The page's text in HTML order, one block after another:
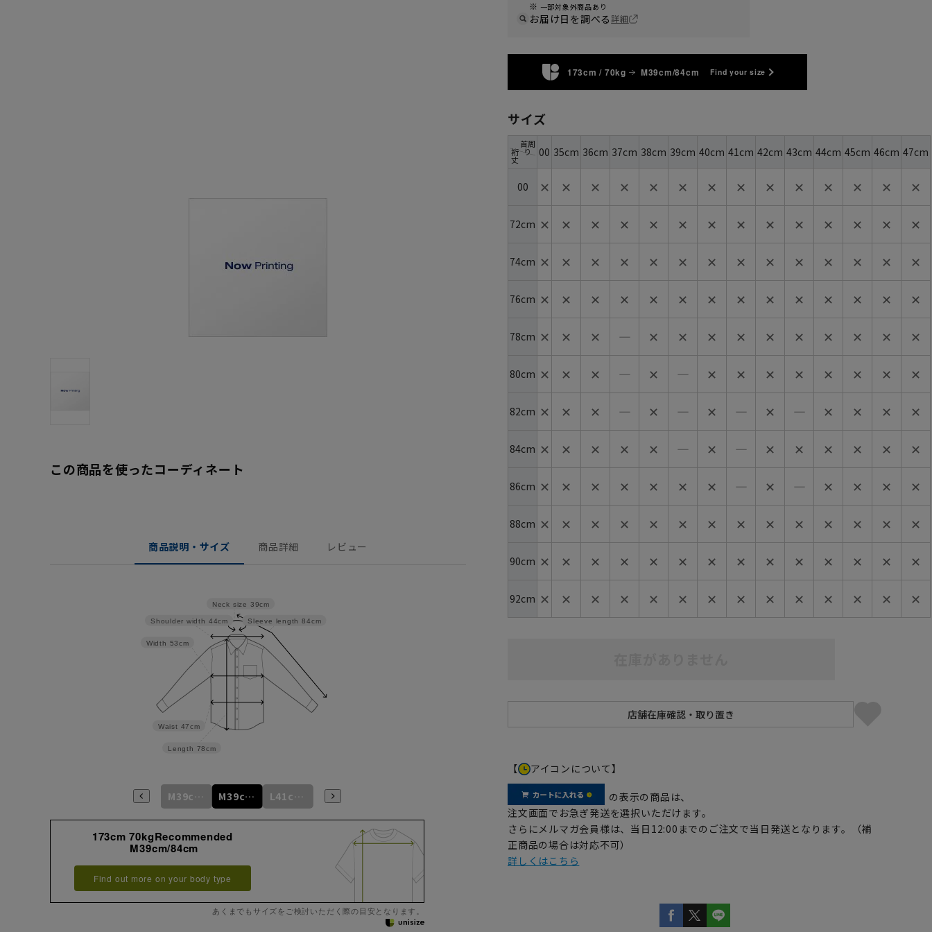
この商品を使ったコーディネート
商品説明・サイズ 商品詳細 レビュー
Sleeve length 84cm
Neck size 39cm
Length 78cm
Waist 47cm
Width 53cm
Shoulder width 44cm
M39cm/82cm M39cm/84cm L41cm/82cm
173cm 70kgRecommended
M39cm/84cm
Find out more on your body type
あくまでもサイズをご検討いただく際の目安となります。
一部対象外商品あり
お届け日を調べる詳細
173cm / 70kg M39cm/84cm Find your size
サイズ
裄
丈
首周
り 00 35cm 36cm 37cm 38cm 39cm 40cm 41cm 42cm 43cm 44cm 45cm 46cm 47cm
00 ✕ ✕ ✕ ✕ ✕ ✕ ✕ ✕ ✕ ✕ ✕ ✕ ✕ ✕
72cm ✕ ✕ ✕ ✕ ✕ ✕ ✕ ✕ ✕ ✕ ✕ ✕ ✕ ✕
74cm ✕ ✕ ✕ ✕ ✕ ✕ ✕ ✕ ✕ ✕ ✕ ✕ ✕ ✕
76cm ✕ ✕ ✕ ✕ ✕ ✕ ✕ ✕ ✕ ✕ ✕ ✕ ✕ ✕
78cm ✕ ✕ ✕ ― ✕ ✕ ✕ ✕ ✕ ✕ ✕ ✕ ✕ ✕
80cm ✕ ✕ ✕ ― ✕ ― ✕ ✕ ✕ ✕ ✕ ✕ ✕ ✕
82cm ✕ ✕ ✕ ― ✕ ― ✕ ― ✕ ― ✕ ✕ ✕ ✕
84cm ✕ ✕ ✕ ✕ ✕ ― ✕ ― ✕ ✕ ✕ ✕ ✕ ✕
86cm ✕ ✕ ✕ ✕ ✕ ✕ ✕ ― ✕ ― ✕ ✕ ✕ ✕
88cm ✕ ✕ ✕ ✕ ✕ ✕ ✕ ✕ ✕ ✕ ✕ ✕ ✕ ✕
90cm ✕ ✕ ✕ ✕ ✕ ✕ ✕ ✕ ✕ ✕ ✕ ✕ ✕ ✕
92cm ✕ ✕ ✕ ✕ ✕ ✕ ✕ ✕ ✕ ✕ ✕ ✕ ✕ ✕
【 アイコンについて】
の表示の商品は、
注文画面でお急ぎ発送を選択いただけます。
さらにメルマガ会員様は、当日12:00までのご注文で当日発送となります。（補
正商品の場合は対応不可）
詳しくはこちら